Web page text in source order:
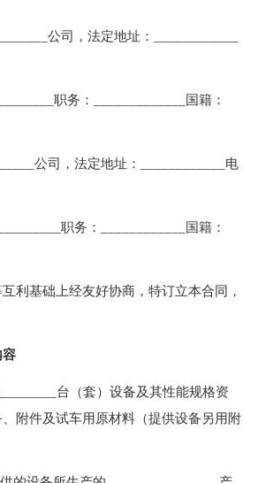
公司，法定地址：____________
职务：_____________国籍：
公司，法定地址：____________电
职务：____________国籍：
基础上经友好协商，特订立本合同，
容
台（套）设备及其性能规格资
附件及试车用原材料（提供设备另用附